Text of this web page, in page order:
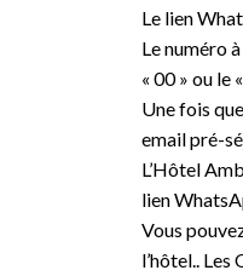
Le lien
Le numéro
« 00 » ou le
Une fois
email pré-
L’Hôtel
lien
Vous
l’hôtel..